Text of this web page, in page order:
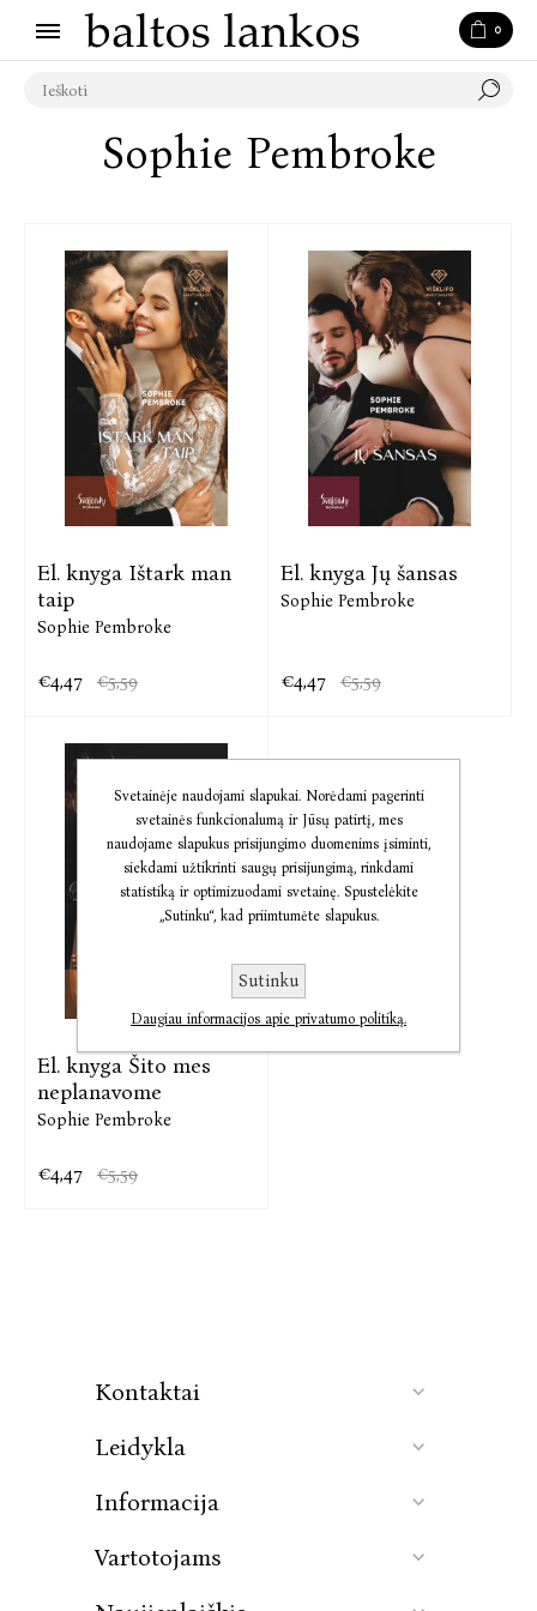
0
Sophie Pembroke
El. knyga Ištark man
taip
Sophie Pembroke
€4,47 €5,59
El. knyga Jų šansas
Sophie Pembroke
€4,47 €5,59
El. knyga Šito mes
neplanavome
Sophie Pembroke
€4,47 €5,59
Kontaktai
Leidykla
Informacija
Vartotojams
Svetainėje naudojami slapukai. Norėdami pagerinti
svetainės funkcionalumą ir Jūsų patirtį, mes
naudojame slapukus prisijungimo duomenims įsiminti,
siekdami užtikrinti saugų prisijungimą, rinkdami
statistiką ir optimizuodami svetainę. Spustelėkite
„Sutinku“, kad priimtumėte slapukus.
Sutinku
Daugiau informacijos apie privatumo politiką.